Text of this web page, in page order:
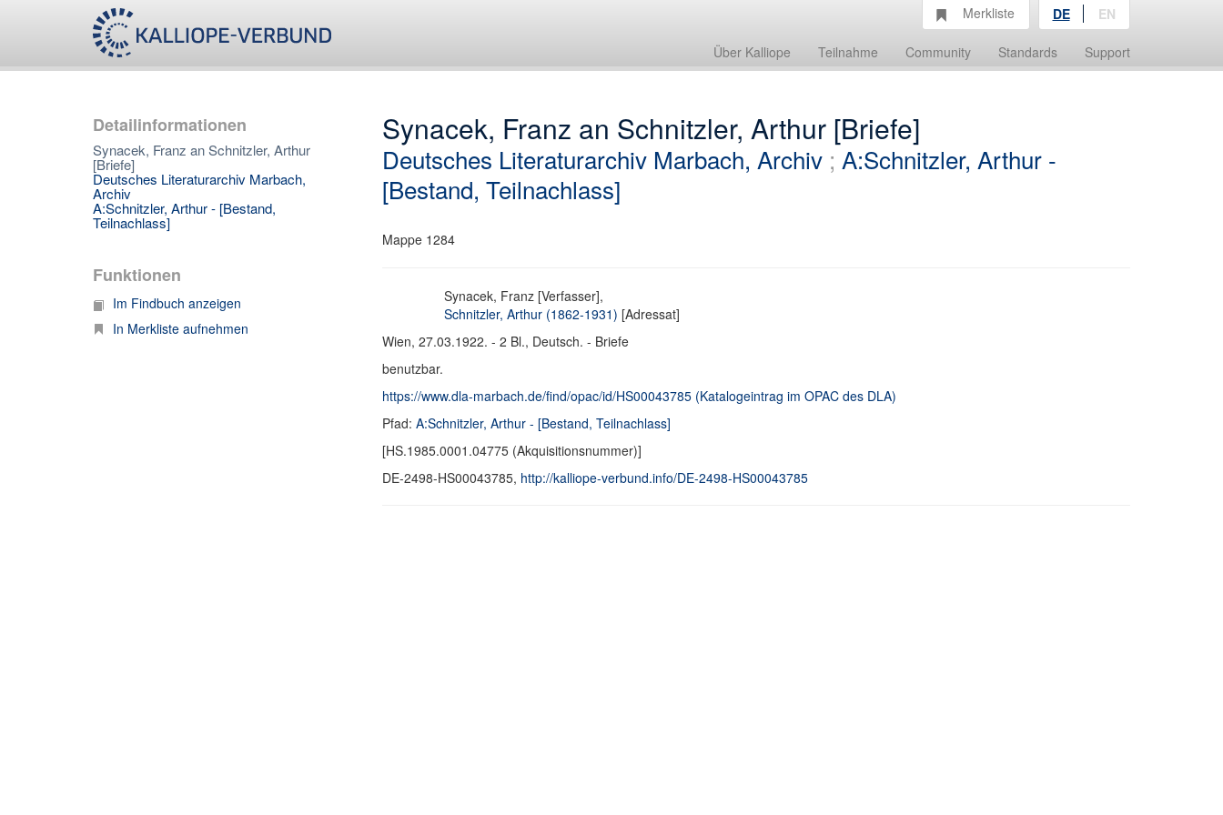
Über Kalliope Teilnahme Community Standards Support
Merkliste DE EN
Detailinformationen
Synacek, Franz an Schnitzler, Arthur
[Briefe]
Deutsches Literaturarchiv Marbach,
Archiv
A:Schnitzler, Arthur - [Bestand,
Teilnachlass]
Funktionen
Im Findbuch anzeigen
In Merkliste aufnehmen
Synacek, Franz an Schnitzler, Arthur [Briefe]
Deutsches Literaturarchiv Marbach, Archiv; A:Schnitzler, Arthur -
[Bestand, Teilnachlass]
Mappe 1284
Synacek, Franz [Verfasser],
Schnitzler, Arthur (1862-1931) [Adressat]
Wien, 27.03.1922. - 2 Bl., Deutsch. - Briefe
benutzbar.
https://www.dla-marbach.de/find/opac/id/HS00043785 (Katalogeintrag im OPAC des DLA)
Pfad: A:Schnitzler, Arthur - [Bestand, Teilnachlass]
[HS.1985.0001.04775 (Akquisitionsnummer)]
DE-2498-HS00043785, http://kalliope-verbund.info/DE-2498-HS00043785